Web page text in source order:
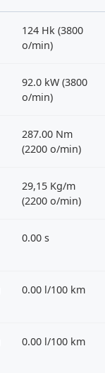
124 Hk (3800
o/min)
92.0 kW (3800
o/min)
287.00 Nm
(2200 o/min)
29,15 Kg/m
(2200 o/min)
0.00 s
0.00 l/100 km
0.00 l/100 km